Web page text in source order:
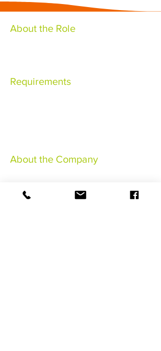
About the Role
Requirements
About the Company
Notas legales